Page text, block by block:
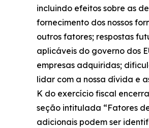
incluindo efeitos sobre as
fornecimento dos nossos
outros fatores; respostas
aplicáveis do governo dos
empresas adquiridas;
lidar com a nossa dívida e
K do exercício fiscal
seção intitulada “Fatores
adicionais podem ser